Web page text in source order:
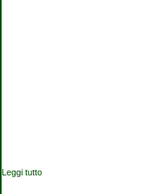
Leggi tutto